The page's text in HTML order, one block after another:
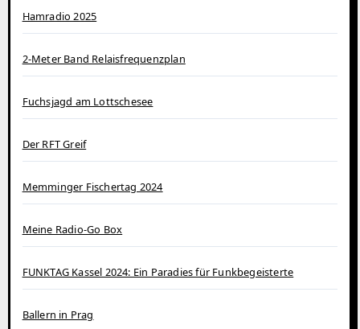
Hamradio 2025
2-Meter Band Relaisfrequenzplan
Fuchsjagd am Lottschesee
Der RFT Greif
Memminger Fischertag 2024
Meine Radio-Go Box
FUNKTAG Kassel 2024: Ein Paradies für Funkbegeisterte
Ballern in Prag